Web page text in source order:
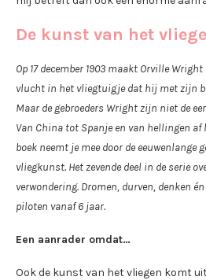
De kunst van het
Op 17 december 1903 maakt Orville
vlucht in het vliegtuigje dat hij met zijn
Maar de gebroeders Wright zijn niet de
Van China tot Spanje en van hellingen
boek neemt je mee door de eeuwenlange
vliegkunst. Het zevende deel in de serie
verwondering. Dromen, durven, denken
piloten vanaf 6 jaar.
Een aanrader omdat…
Ook de kunst van het vliegen komt